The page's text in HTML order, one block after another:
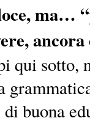
ma…
qui sotto,
buona